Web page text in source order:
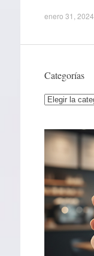
enero 31, 2024
Categorías
Categorías